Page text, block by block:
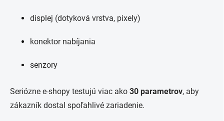
displej (dotyková vrstva, pixely)
konektor nabíjania
senzory
Seriózne e-shopy testujú viac ako 30 parametrov, aby
zákazník dostal spoľahlivé zariadenie.